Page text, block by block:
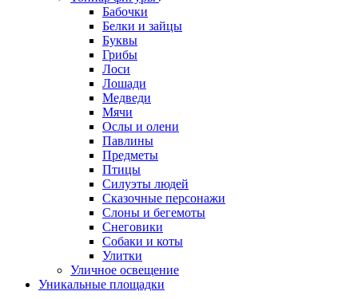
Бабочки
Белки и зайцы
Буквы
Грибы
Лоси
Лошади
Медведи
Мячи
Ослы и олени
Павлины
Предметы
Птицы
Силуэты людей
Сказочные персонажи
Слоны и бегемоты
Снеговики
Собаки и коты
Улитки
Уличное освещение
Уникальные площадки